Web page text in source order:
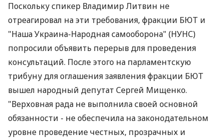
Поскольку спикер Владимир Литвин не
отреагировал на эти требования, фракции БЮТ и
"Наша Украина-Народная самооборона" (НУНС)
попросили объявить перерыв для проведения
консультаций. После этого на парламентскую
трибуну для оглашения заявления фракции БЮТ
вышел народный депутат Сергей Мищенко.
"Верховная рада не выполнила своей основной
обязанности - не обеспечила на законодательном
уровне проведение честных, прозрачных и